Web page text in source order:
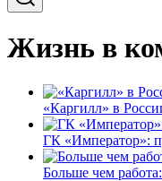
Жизнь в
«Каргилл» в
ГК «Император»:
Больше чем